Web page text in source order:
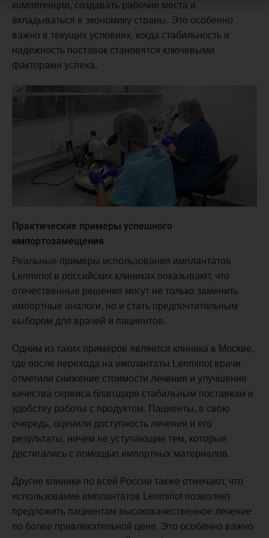
компетенции, создавать рабочие места и
вкладываться в экономику страны. Это особенно
важно в текущих условиях, когда стабильность и
надежность поставок становятся ключевыми
факторами успеха.
Практические примеры успешного
импортозамещения
Реальные примеры использования имплантатов
Lenmiriot в российских клиниках показывают, что
отечественные решения могут не только заменить
импортные аналоги, но и стать предпочтительным
выбором для врачей и пациентов.
Одним из таких примеров является клиника в Москве,
где после перехода на имплантаты Lenmiriot врачи
отметили снижение стоимости лечения и улучшение
качества сервиса благодаря стабильным поставкам и
удобству работы с продуктом. Пациенты, в свою
очередь, оценили доступность лечения и его
результаты, ничем не уступающие тем, которые
достигались с помощью импортных материалов.
Другие клиники по всей России также отмечают, что
использование имплантатов Lenmiriot позволяет
предложить пациентам высококачественное лечение
по более привлекательной цене. Это особенно важно